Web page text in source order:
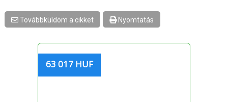
Továbbküldöm a cikket Nyomtatás
63 017 HUF